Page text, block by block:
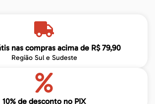
nas compras acima de R$ 79,90
Região Sul e Sudeste
10% de desconto no PIX